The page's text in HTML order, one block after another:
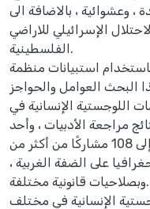
، بالاضافة الى
الإسرائيلي للاراضي
الفلسطينية.
استبيانات منظمة
العوامل والحواجز
اللوجستية الإنسانية في
مراجعة الأدبيات ، وأحد
عشر مقابلة، والاستبيانات المقدمة إلى 108 مشاركًا من أكثر من
على الضفة الغربية ،
وبصلاحيات قانونية مختلفة.
الإنسانية في مختلف